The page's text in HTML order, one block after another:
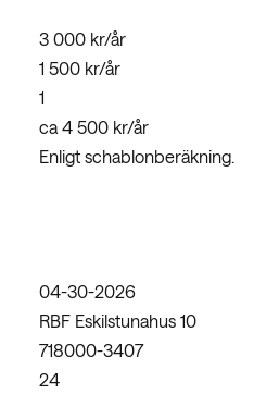
3 000 kr/år
1 500 kr/år
1
ca 4 500 kr/år
Enligt schablonberäkning.
04-30-2026
RBF Eskilstunahus 10
718000-3407
24